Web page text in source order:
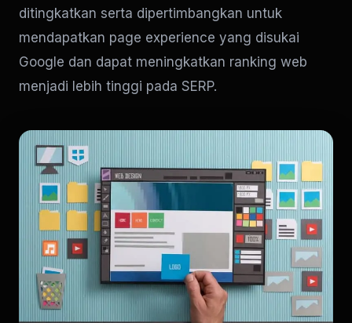
ditingkatkan serta dipertimbangkan untuk
mendapatkan page experience yang disukai
Google dan dapat meningkatkan ranking web
menjadi lebih tinggi pada SERP.